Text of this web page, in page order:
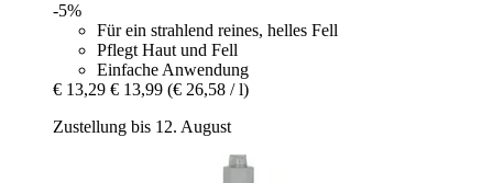
-5%
Für ein strahlend reines, helles Fell
Pflegt Haut und Fell
Einfache Anwendung
€ 13,29 € 13,99 (€ 26,58 / l)
Zustellung bis 12. August